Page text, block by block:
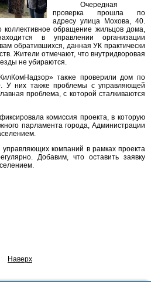
Очередная
проверка прошла по
адресу улица Мохова, 40.
коллективное обращение жильцов дома,
в управлении организации
обратившихся, данная УК практически
Жители отмечают, что внутридворовая
не убираются.
также проверили дом по
У них также проблемы с управляющей
проблема, с которой сталкиваются
комиссия проекта, в которую
парламента города, Администрации
управляющих компаний в рамках проекта
Добавим, что оставить заявку
Наверх